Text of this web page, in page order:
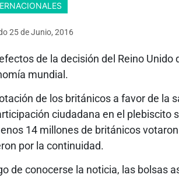
25deJunio, 2016
de la decisión del Reino
mundial.
de los británicos a favor de la
ciudadana en el plebiscito
14 millones de británicos
por la continuidad.
de conocerse la noticia, las bolsas